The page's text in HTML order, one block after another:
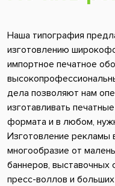
Наша типография
изготовлению
импортное печатное
дела позволяют нам
изготавливать
формата и в любом,
Изготовление рекламы
многообразие от
баннеров, выставочных
пресс-воллов и больших